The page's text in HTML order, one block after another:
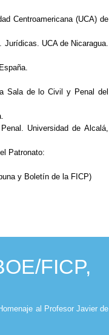
Centroamericana (UCA) de
UCA de Nicaragua.
Sala de lo Civil y Penal del
Universidad de Alcalá,
Patronato:
y Boletín de la FICP)
FICP,
al Profesor Javier de